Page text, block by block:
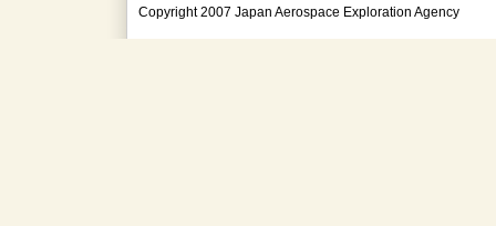
Copyright 2007 Japan Aerospace Exploration Agency